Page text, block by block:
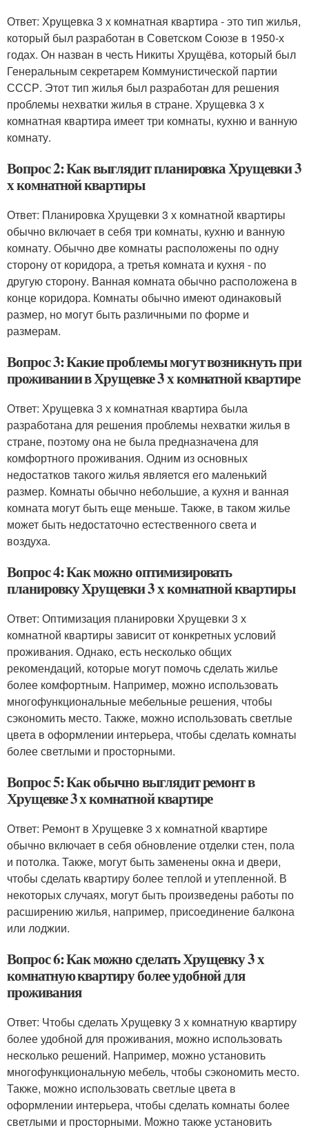
Ответ: Хрущевка 3 х комнатная квартира - это тип жилья,
который был разработан в Советском Союзе в 1950-х
годах. Он назван в честь Никиты Хрущёва, который был
Генеральным секретарем Коммунистической партии
СССР. Этот тип жилья был разработан для решения
проблемы нехватки жилья в стране. Хрущевка 3 х
комнатная квартира имеет три комнаты, кухню и ванную
комнату.
Вопрос 2: Как выглядит планировка Хрущевки 3
х комнатной квартиры
Ответ: Планировка Хрущевки 3 х комнатной квартиры
обычно включает в себя три комнаты, кухню и ванную
комнату. Обычно две комнаты расположены по одну
сторону от коридора, а третья комната и кухня - по
другую сторону. Ванная комната обычно расположена в
конце коридора. Комнаты обычно имеют одинаковый
размер, но могут быть различными по форме и
размерам.
Вопрос 3: Какие проблемы могут возникнуть при
проживании в Хрущевке 3 х комнатной квартире
Ответ: Хрущевка 3 х комнатная квартира была
разработана для решения проблемы нехватки жилья в
стране, поэтому она не была предназначена для
комфортного проживания. Одним из основных
недостатков такого жилья является его маленький
размер. Комнаты обычно небольшие, а кухня и ванная
комната могут быть еще меньше. Также, в таком жилье
может быть недостаточно естественного света и
воздуха.
Вопрос 4: Как можно оптимизировать
планировку Хрущевки 3 х комнатной квартиры
Ответ: Оптимизация планировки Хрущевки 3 х
комнатной квартиры зависит от конкретных условий
проживания. Однако, есть несколько общих
рекомендаций, которые могут помочь сделать жилье
более комфортным. Например, можно использовать
многофункциональные мебельные решения, чтобы
сэкономить место. Также, можно использовать светлые
цвета в оформлении интерьера, чтобы сделать комнаты
более светлыми и просторными.
Вопрос 5: Как обычно выглядит ремонт в
Хрущевке 3 х комнатной квартире
Ответ: Ремонт в Хрущевке 3 х комнатной квартире
обычно включает в себя обновление отделки стен, пола
и потолка. Также, могут быть заменены окна и двери,
чтобы сделать квартиру более теплой и утепленной. В
некоторых случаях, могут быть произведены работы по
расширению жилья, например, присоединение балкона
или лоджии.
Вопрос 6: Как можно сделать Хрущевку 3 х
комнатную квартиру более удобной для
проживания
Ответ: Чтобы сделать Хрущевку 3 х комнатную квартиру
более удобной для проживания, можно использовать
несколько решений. Например, можно установить
многофункциональную мебель, чтобы сэкономить место.
Также, можно использовать светлые цвета в
оформлении интерьера, чтобы сделать комнаты более
светлыми и просторными. Можно также установить